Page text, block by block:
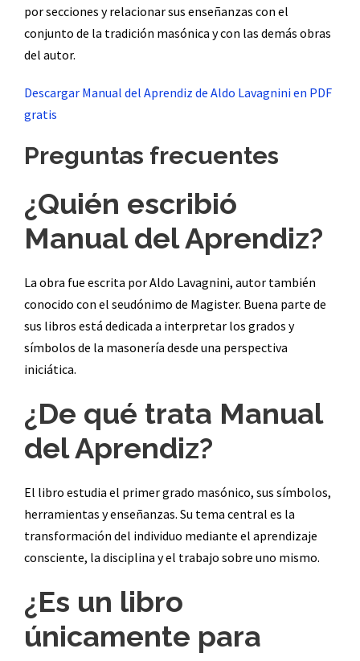
por secciones y relacionar sus enseñanzas con el
conjunto de la tradición masónica y con las demás obras
del autor.
Descargar Manual del Aprendiz de Aldo Lavagnini en PDF
gratis
Preguntas frecuentes
¿Quién escribió
Manual del Aprendiz?
La obra fue escrita por Aldo Lavagnini, autor también
conocido con el seudónimo de Magister. Buena parte de
sus libros está dedicada a interpretar los grados y
símbolos de la masonería desde una perspectiva
iniciática.
¿De qué trata Manual
del Aprendiz?
El libro estudia el primer grado masónico, sus símbolos,
herramientas y enseñanzas. Su tema central es la
transformación del individuo mediante el aprendizaje
consciente, la disciplina y el trabajo sobre uno mismo.
¿Es un libro
únicamente para